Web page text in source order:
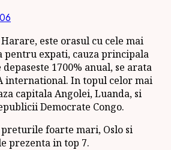
este orasul cu cele mai
pentru expati, cauza principala
1700% anual, se arata
international. In topul celor mai
capitala Angolei, Luanda, si
Democrate Congo.
foarte mari, Oslo si
prezenta in top 7.